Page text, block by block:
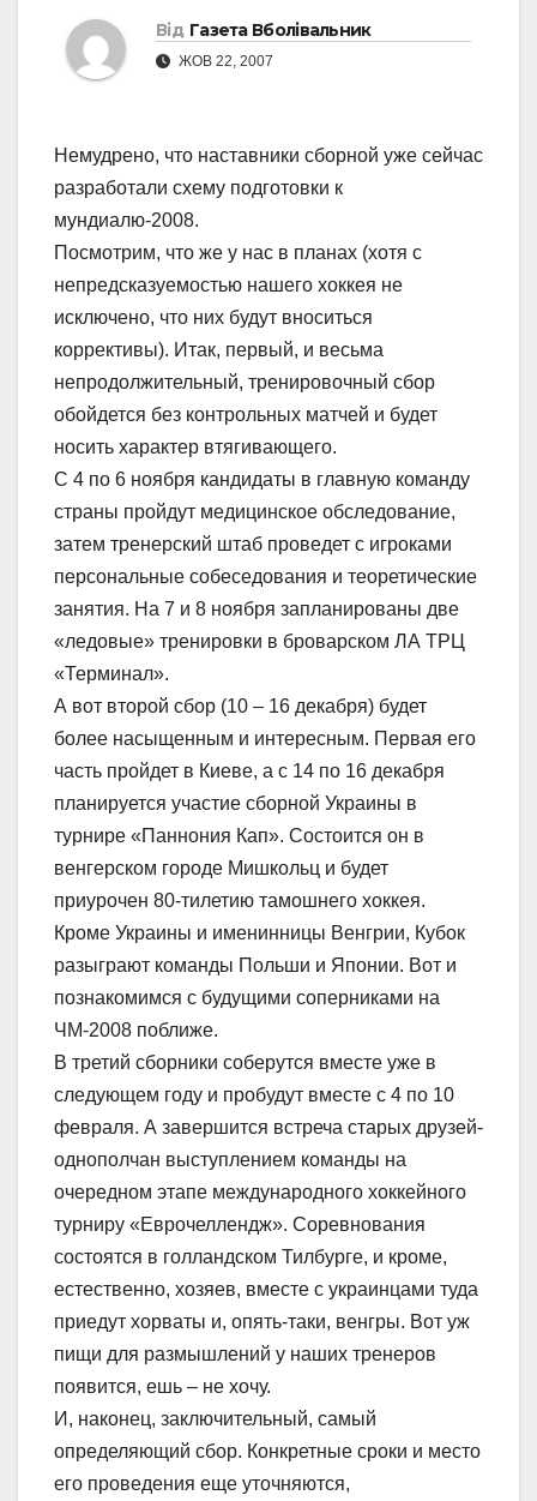
Від Газета Вболівальник
ЖОВ 22, 2007
Немудрено, что наставники сборной уже сейчас
разработали схему подготовки к
мундиалю-2008.
Посмотрим, что же у нас в планах (хотя с
непредсказуемостью нашего хоккея не
исключено, что них будут вноситься
коррективы). Итак, первый, и весьма
непродолжительный, тренировочный сбор
обойдется без контрольных матчей и будет
носить характер втягивающего.
С 4 по 6 ноября кандидаты в главную команду
страны пройдут медицинское обследование,
затем тренерский штаб проведет с игроками
персональные собеседования и теоретические
занятия. На 7 и 8 ноября запланированы две
«ледовые» тренировки в броварском ЛА ТРЦ
«Терминал».
А вот второй сбор (10 – 16 декабря) будет
более насыщенным и интересным. Первая его
часть пройдет в Киеве, а с 14 по 16 декабря
планируется участие сборной Украины в
турнире «Паннония Кап». Состоится он в
венгерском городе Мишкольц и будет
приурочен 80-тилетию тамошнего хоккея.
Кроме Украины и именинницы Венгрии, Кубок
разыграют команды Польши и Японии. Вот и
познакомимся с будущими соперниками на
ЧМ-2008 поближе.
В третий сборники соберутся вместе уже в
следующем году и пробудут вместе с 4 по 10
февраля. А завершится встреча старых друзей-
однополчан выступлением команды на
очередном этапе международного хоккейного
турниру «Еврочеллендж». Соревнования
состоятся в голландском Тилбурге, и кроме,
естественно, хозяев, вместе с украинцами туда
приедут хорваты и, опять-таки, венгры. Вот уж
пищи для размышлений у наших тренеров
появится, ешь – не хочу.
И, наконец, заключительный, самый
определяющий сбор. Конкретные сроки и место
его проведения еще уточняются,